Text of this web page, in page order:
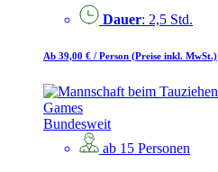
Dauer: 2,5 Std.
Ab 39,00 € / Person (Preise inkl. MwSt.)
Bundesweit
ab 15 Personen